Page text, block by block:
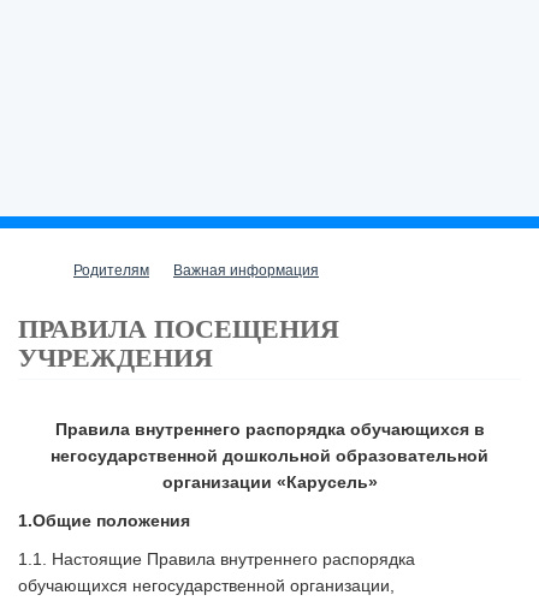
Родителям Важная информация
ПРАВИЛА ПОСЕЩЕНИЯ
УЧРЕЖДЕНИЯ
Правила внутреннего распорядка обучающихся в
негосударственной дошкольной образовательной
организации «Карусель»
1.Общие положения
1.1. Настоящие Правила внутреннего распорядка
обучающихся негосударственной организации,